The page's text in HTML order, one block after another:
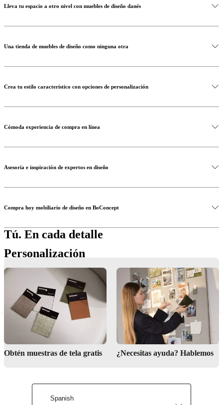
Lleva tu espacio a otro nivel con muebles de diseño danés
Una tienda de muebles de diseño como ninguna otra
Crea tu estilo característico con opciones de personalización
Cómoda experiencia de compra en línea
Asesoría e inspiración de expertos en diseño
Compra hoy mobiliario de diseño en BoConcept
Tú. En cada detalle
Personalización
¿Sabías que tienes la posibilidad de personalizar casi todos los
diseños de BoConcept? Desde sofás modulares hasta mesas de
comedor extensibles, podemos trabajar contigo para crear una pieza
que sea única para ti.
Obtén muestras de tela gratis ¿Necesitas ayuda? Hablemos
Spanish